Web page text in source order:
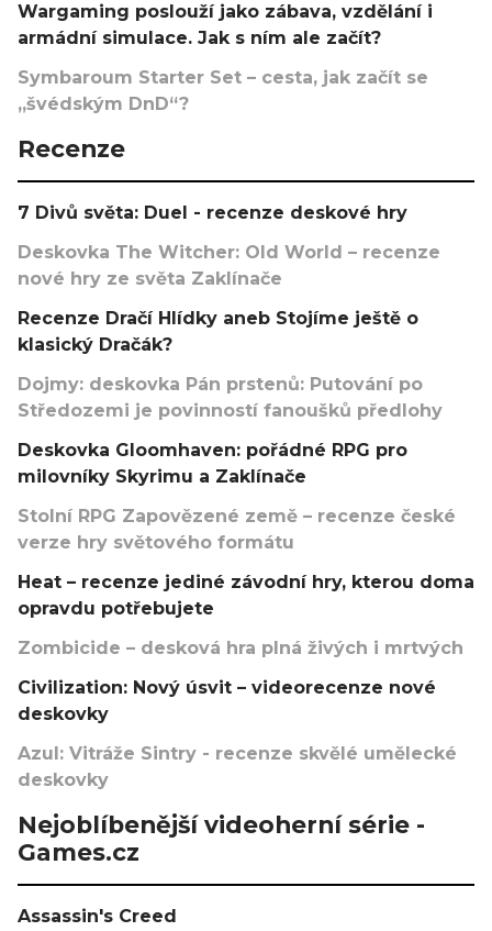
Wargaming poslouží jako zábava, vzdělání i
armádní simulace. Jak s ním ale začít?
Symbaroum Starter Set – cesta, jak začít se
„švédským DnD“?
Recenze
7 Divů světa: Duel - recenze deskové hry
Deskovka The Witcher: Old World – recenze
nové hry ze světa Zaklínače
Recenze Dračí Hlídky aneb Stojíme ještě o
klasický Dračák?
Dojmy: deskovka Pán prstenů: Putování po
Středozemi je povinností fanoušků předlohy
Deskovka Gloomhaven: pořádné RPG pro
milovníky Skyrimu a Zaklínače
Stolní RPG Zapovězené země – recenze české
verze hry světového formátu
Heat – recenze jediné závodní hry, kterou doma
opravdu potřebujete
Zombicide – desková hra plná živých i mrtvých
Civilization: Nový úsvit – videorecenze nové
deskovky
Azul: Vitráže Sintry - recenze skvělé umělecké
deskovky
Nejoblíbenější videoherní série -
Games.cz
Assassin's Creed